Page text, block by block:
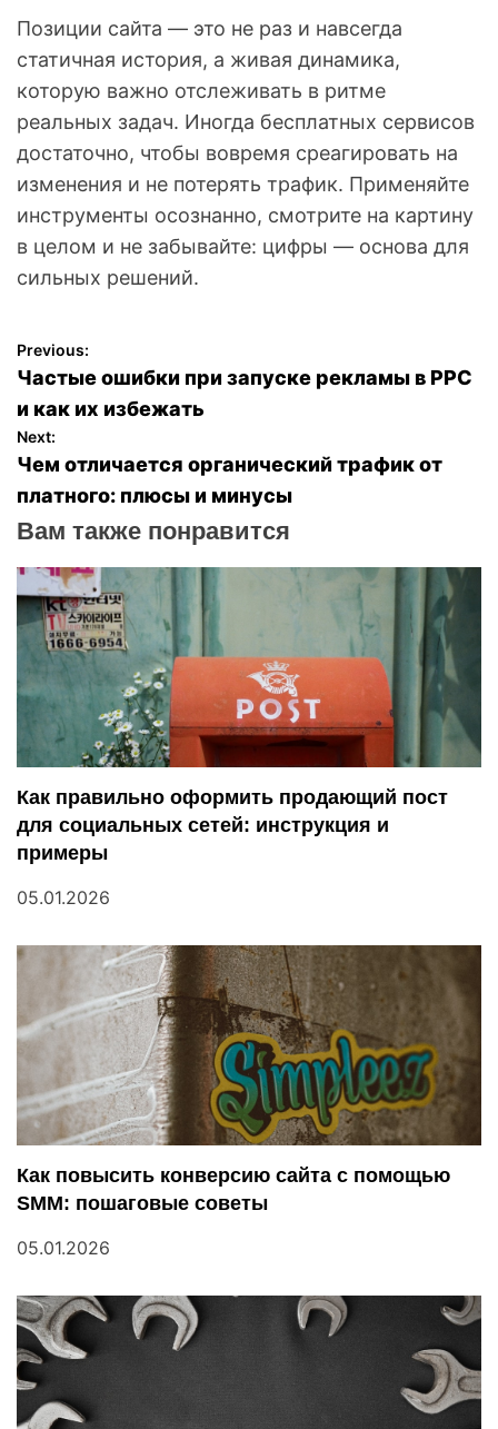
Позиции сайта — это не раз и навсегда
статичная история, а живая динамика,
которую важно отслеживать в ритме
реальных задач. Иногда бесплатных сервисов
достаточно, чтобы вовремя среагировать на
изменения и не потерять трафик. Применяйте
инструменты осознанно, смотрите на картину
в целом и не забывайте: цифры — основа для
сильных решений.
Н
а
в
и
а
ц
и
я
п
о
з
и
с
я
м
Previous:
Частые ошибки при запуске рекламы в PPC
и как их избежать
Next:
Чем отличается органический трафик от
платного: плюсы и минусы
Вам также понравится
Как правильно оформить продающий пост
для социальных сетей: инструкция и
примеры
05.01.2026
Как повысить конверсию сайта с помощью
SMM: пошаговые советы
05.01.2026